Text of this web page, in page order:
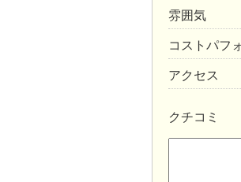
雰囲気
コストパフ
アクセス
クチコミ